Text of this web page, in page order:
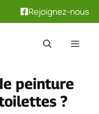
Rejoignez-nous
peinture
?